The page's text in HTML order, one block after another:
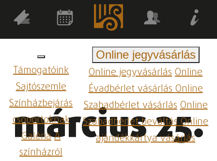
Támogatóink
Sajtószemle
Színházbejárás
csoportoknak
GalériaA
színházról
Online jegyvásárlás
Online jegyvásárlásOnline
Évadbérlet vásárlásOnline
Szabadbérlet vásárlásOnline
Szabadbérlet beváltásOnline
ajándékkártya vásárlás
március 25.